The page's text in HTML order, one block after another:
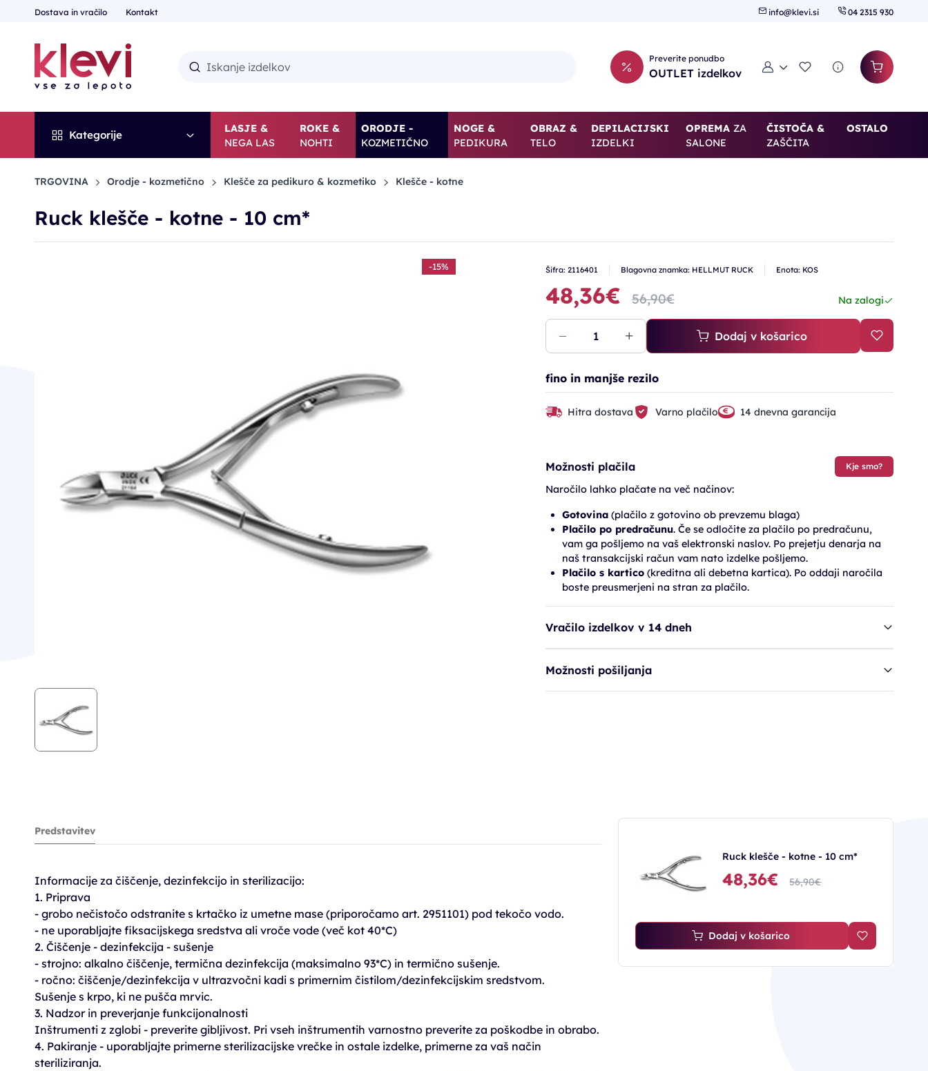
Dostava in vračilo Kontakt info@klevi.si 04 2315 930
Preverite ponudbo
OUTLET izdelkov Moj računSeznam želja
Kategorije
LASJE &
NEGA LAS
ROKE &
NOHTI
ORODJE -
KOZMETIČNO
NOGE &
PEDIKURA
OBRAZ &
TELO
DEPILACIJSKI
IZDELKI
OPREMAZA
SALONE
ČISTOČA &
ZAŠČITA
OSTALO
TRGOVINA Orodje - kozmetično Klešče za pedikuro & kozmetiko Klešče - kotne
Ruck klešče - kotne - 10 cm*
-15% Šifra: 2116401 Blagovna znamka: HELLMUT RUCK Enota: KOS
48,36€ 56,90€ Na zalogi
Dodaj v košarico
fino in manjše rezilo
Hitra dostava Varno plačilo 14 dnevna garancija
Možnosti plačila Kje smo?
Naročilo lahko plačate na več načinov:
Gotovina(plačilo z gotovino ob prevzemu blaga)
Plačilo po predračunu. Če se odločite za plačilo po predračunu,
vam ga pošljemo na vaš elektronski naslov. Po prejetju denarja na
naš transakcijski račun vam nato izdelke pošljemo.
Plačilo s kartico(kreditna ali debetna kartica). Po oddaji naročila
boste preusmerjeni na stran za plačilo.
Vračilo izdelkov v 14 dneh
Možnosti pošiljanja
Predstavitev
Informacije za čiščenje, dezinfekcijo in sterilizacijo:
1. Priprava
- grobo nečistočo odstranite s krtačko iz umetne mase (priporočamo art. 2951101) pod tekočo vodo.
- ne uporabljajte fiksacijskega sredstva ali vroče vode (več kot 40*C)
2. Čiščenje - dezinfekcija - sušenje
- strojno: alkalno čiščenje, termična dezinfekcija (maksimalno 93*C) in termično sušenje.
- ročno: čiščenje/dezinfekcija v ultrazvočni kadi s primernim čistilom/dezinfekcijskim sredstvom.
Sušenje s krpo, ki ne pušča mrvic.
3. Nadzor in preverjanje funkcijonalnosti
Inštrumenti z zglobi - preverite gibljivost. Pri vseh inštrumentih varnostno preverite za poškodbe in obrabo.
4. Pakiranje - uporabljajte primerne sterilizacijske vrečke in ostale izdelke, primerne za vaš način
steriliziranja.
Ruck klešče - kotne - 10 cm*
48,36€ 56,90€
Dodaj v košarico